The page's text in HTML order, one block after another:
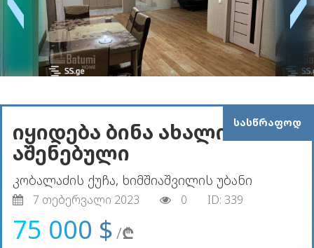
ᲡᲐᲡᲬᲠᲐᲤᲝᲓ
იყიდება ბინა ახალი
აშენებული
კობალაძის ქუჩა, ხიმშიაშვილის უბანი
7 თებერვალი 2023 0 ID: 339
75 000 $ /₾